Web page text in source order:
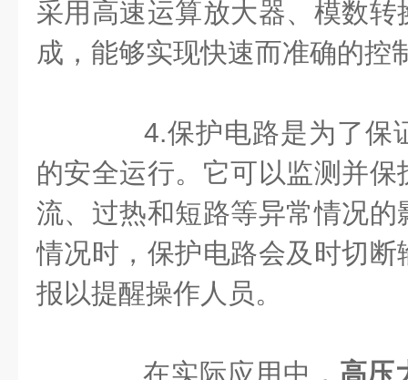
采用高速运算放大器、模数
成，能够实现快速而准确的控
4.保护电路是为了保
的安全运行。它可以监测并
流、过热和短路等异常情况
情况时，保护电路会及时切
报以提醒操作人员。
在实际应用中， 高压